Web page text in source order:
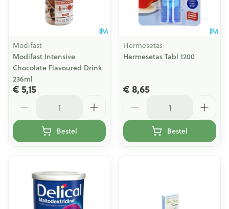
Modifast
Modifast Intensive
Chocolate Flavoured Drink
236ml
€ 5,15
Bestel
Hermesetas
Hermesetas Tabl 1200
€ 8,65
Bestel